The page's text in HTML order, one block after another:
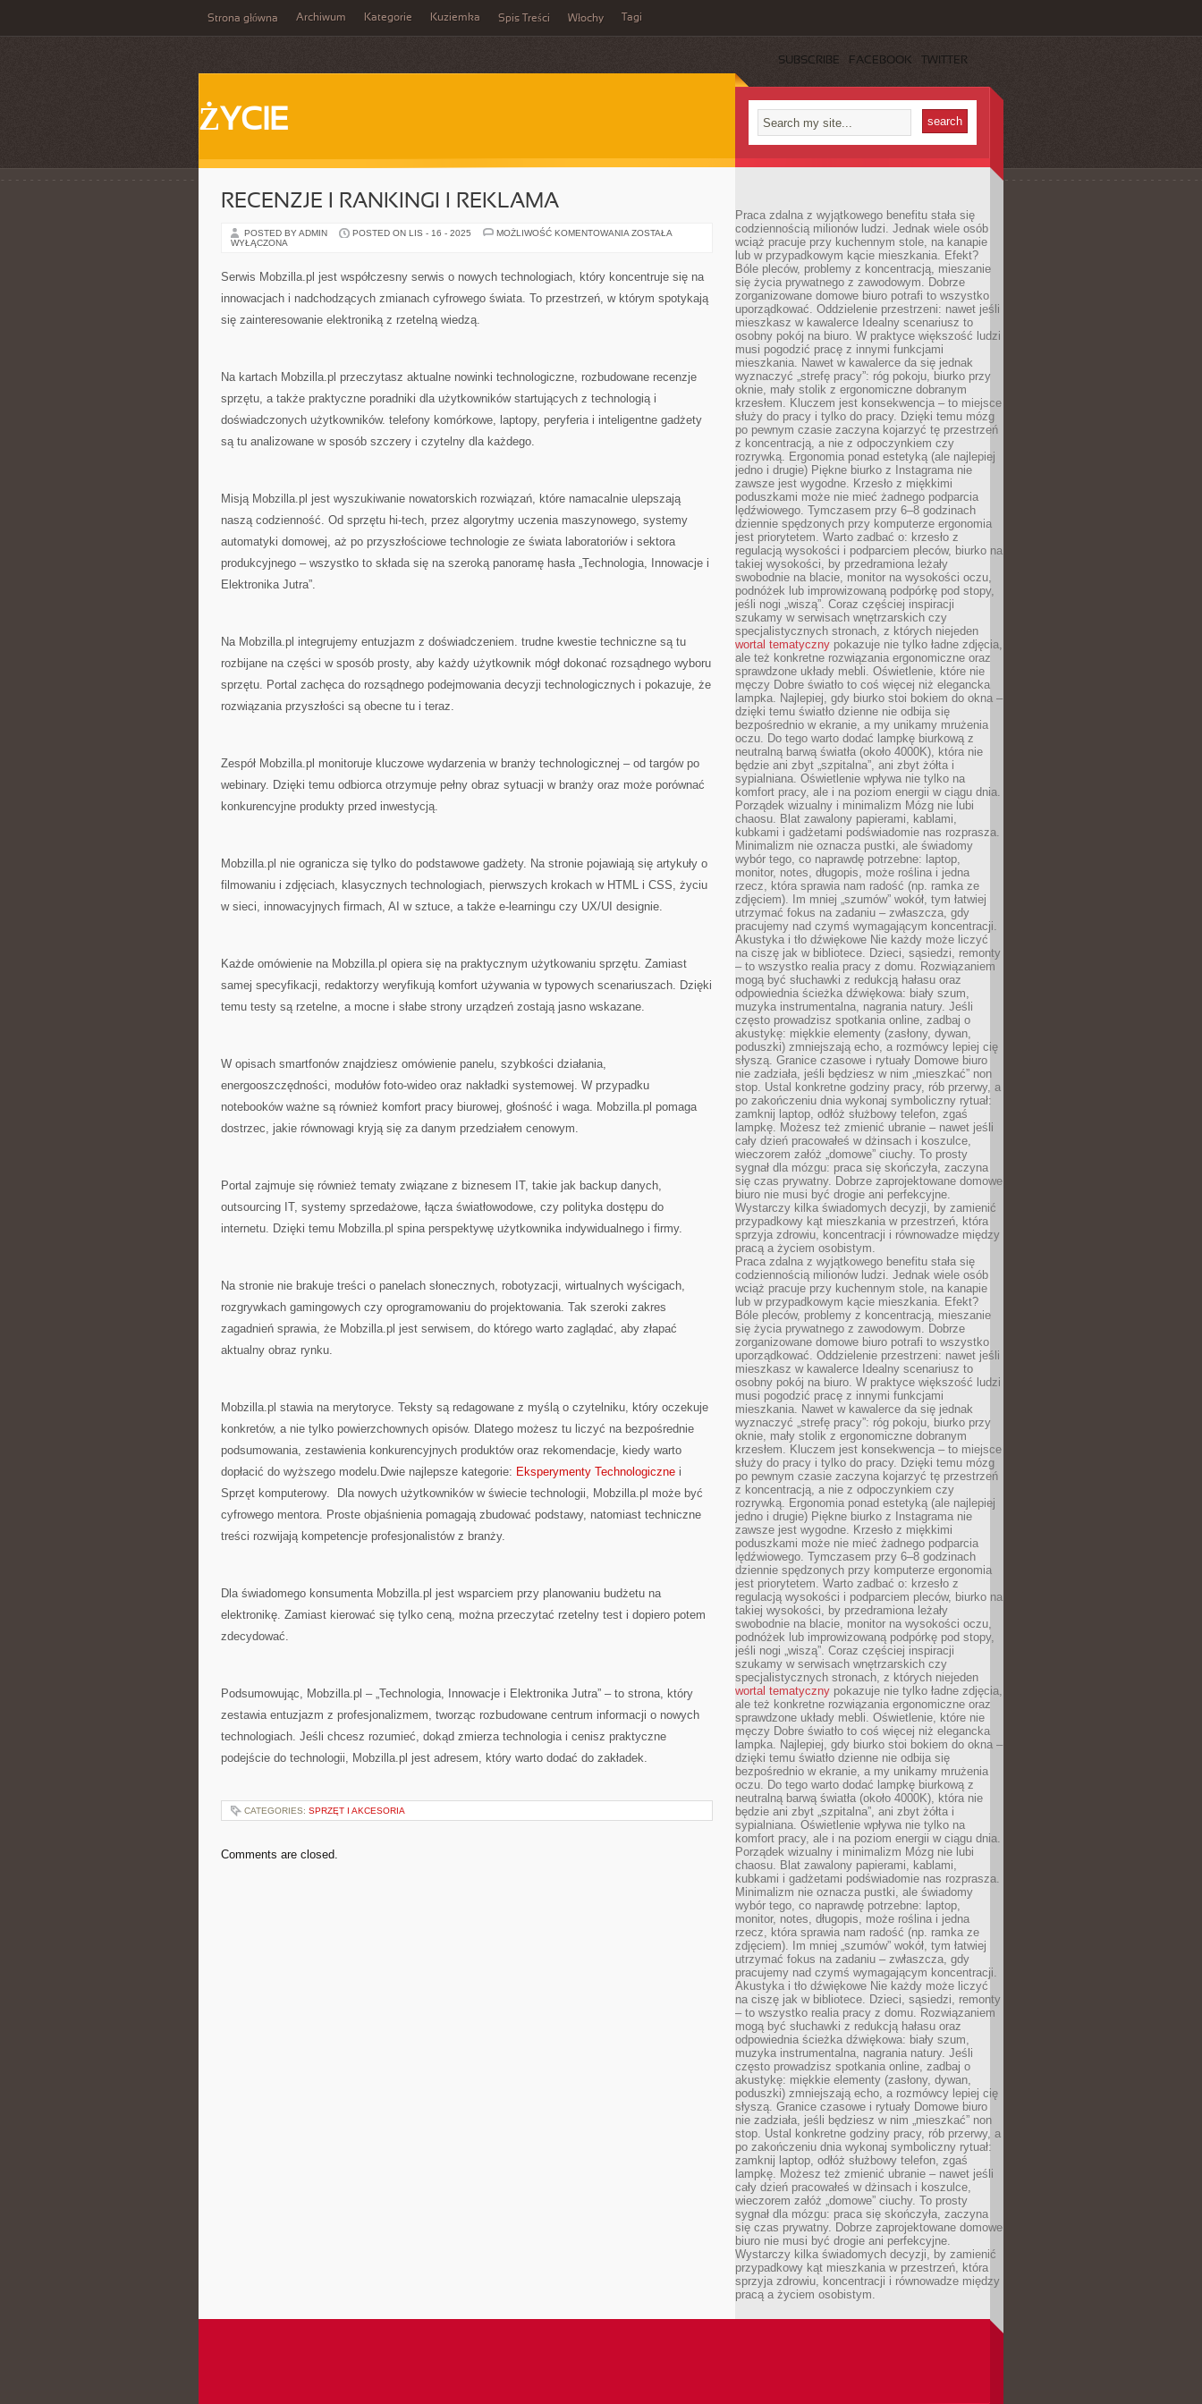
Strona główna Archiwum Kategorie Kuziemka Spis Treści Włochy Tagi
SUBSCRIBE FACEBOOK TWITTER
ŻYCIE
RECENZJE I RANKINGI I REKLAMA
POSTED BY ADMIN POSTED ON LIS - 16 - 2025 MOŻLIWOŚĆ KOMENTOWANIA RECENZJE
REKLAMA
ZOSTAŁA
WYŁĄCZONA
Serwis Mobzilla.pl jest współczesny serwis o nowych technologiach, który koncentruje się na
innowacjach i nadchodzących zmianach cyfrowego świata. To przestrzeń, w którym spotykają
się zainteresowanie elektroniką z rzetelną wiedzą.
Na kartach Mobzilla.pl przeczytasz aktualne nowinki technologiczne, rozbudowane recenzje
sprzętu, a także praktyczne poradniki dla użytkowników startujących z technologią i
doświadczonych użytkowników. telefony komórkowe, laptopy, peryferia i inteligentne gadżety
są tu analizowane w sposób szczery i czytelny dla każdego.
Misją Mobzilla.pl jest wyszukiwanie nowatorskich rozwiązań, które namacalnie ulepszają
naszą codzienność. Od sprzętu hi-tech, przez algorytmy uczenia maszynowego, systemy
automatyki domowej, aż po przyszłościowe technologie ze świata laboratoriów i sektora
produkcyjnego – wszystko to składa się na szeroką panoramę hasła „Technologia, Innowacje i
Elektronika Jutra”.
Na Mobzilla.pl integrujemy entuzjazm z doświadczeniem. trudne kwestie techniczne są tu
rozbijane na części w sposób prosty, aby każdy użytkownik mógł dokonać rozsądnego wyboru
sprzętu. Portal zachęca do rozsądnego podejmowania decyzji technologicznych i pokazuje, że
rozwiązania przyszłości są obecne tu i teraz.
Zespół Mobzilla.pl monitoruje kluczowe wydarzenia w branży technologicznej – od targów po
webinary. Dzięki temu odbiorca otrzymuje pełny obraz sytuacji w branży oraz może porównać
konkurencyjne produkty przed inwestycją.
Mobzilla.pl nie ogranicza się tylko do podstawowe gadżety. Na stronie pojawiają się artykuły o
filmowaniu i zdjęciach, klasycznych technologiach, pierwszych krokach w HTML i CSS, życiu
w sieci, innowacyjnych firmach, AI w sztuce, a także e-learningu czy UX/UI designie.
Każde omówienie na Mobzilla.pl opiera się na praktycznym użytkowaniu sprzętu. Zamiast
samej specyfikacji, redaktorzy weryfikują komfort używania w typowych scenariuszach. Dzięki
temu testy są rzetelne, a mocne i słabe strony urządzeń zostają jasno wskazane.
W opisach smartfonów znajdziesz omówienie panelu, szybkości działania,
energooszczędności, modułów foto-wideo oraz nakładki systemowej. W przypadku
notebooków ważne są również komfort pracy biurowej, głośność i waga. Mobzilla.pl pomaga
dostrzec, jakie równowagi kryją się za danym przedziałem cenowym.
Portal zajmuje się również tematy związane z biznesem IT, takie jak backup danych,
outsourcing IT, systemy sprzedażowe, łącza światłowodowe, czy polityka dostępu do
internetu. Dzięki temu Mobzilla.pl spina perspektywę użytkownika indywidualnego i firmy.
Na stronie nie brakuje treści o panelach słonecznych, robotyzacji, wirtualnych wyścigach,
rozgrywkach gamingowych czy oprogramowaniu do projektowania. Tak szeroki zakres
zagadnień sprawia, że Mobzilla.pl jest serwisem, do którego warto zaglądać, aby złapać
aktualny obraz rynku.
Mobzilla.pl stawia na merytoryce. Teksty są redagowane z myślą o czytelniku, który oczekuje
konkretów, a nie tylko powierzchownych opisów. Dlatego możesz tu liczyć na bezpośrednie
podsumowania, zestawienia konkurencyjnych produktów oraz rekomendacje, kiedy warto
dopłacić do wyższego modelu.Dwie najlepsze kategorie: Eksperymenty Technologiczne i
Sprzęt komputerowy. Dla nowych użytkowników w świecie technologii, Mobzilla.pl może być
cyfrowego mentora. Proste objaśnienia pomagają zbudować podstawy, natomiast techniczne
treści rozwijają kompetencje profesjonalistów z branży.
Dla świadomego konsumenta Mobzilla.pl jest wsparciem przy planowaniu budżetu na
elektronikę. Zamiast kierować się tylko ceną, można przeczytać rzetelny test i dopiero potem
zdecydować.
Podsumowując, Mobzilla.pl – „Technologia, Innowacje i Elektronika Jutra” – to strona, który
zestawia entuzjazm z profesjonalizmem, tworząc rozbudowane centrum informacji o nowych
technologiach. Jeśli chcesz rozumieć, dokąd zmierza technologia i cenisz praktyczne
podejście do technologii, Mobzilla.pl jest adresem, który warto dodać do zakładek.
CATEGORIES: SPRZĘT I AKCESORIA
Comments are closed.
Praca zdalna z wyjątkowego benefitu stała się
codziennością milionów ludzi. Jednak wiele osób
wciąż pracuje przy kuchennym stole, na kanapie
lub w przypadkowym kącie mieszkania. Efekt?
Bóle pleców, problemy z koncentracją, mieszanie
się życia prywatnego z zawodowym. Dobrze
zorganizowane domowe biuro potrafi to wszystko
uporządkować. Oddzielenie przestrzeni: nawet jeśli
mieszkasz w kawalerce Idealny scenariusz to
osobny pokój na biuro. W praktyce większość ludzi
musi pogodzić pracę z innymi funkcjami
mieszkania. Nawet w kawalerce da się jednak
wyznaczyć „strefę pracy”: róg pokoju, biurko przy
oknie, mały stolik z ergonomiczne dobranym
krzesłem. Kluczem jest konsekwencja – to miejsce
służy do pracy i tylko do pracy. Dzięki temu mózg
po pewnym czasie zaczyna kojarzyć tę przestrzeń
z koncentracją, a nie z odpoczynkiem czy
rozrywką. Ergonomia ponad estetyką (ale najlepiej
jedno i drugie) Piękne biurko z Instagrama nie
zawsze jest wygodne. Krzesło z miękkimi
poduszkami może nie mieć żadnego podparcia
lędźwiowego. Tymczasem przy 6–8 godzinach
dziennie spędzonych przy komputerze ergonomia
jest priorytetem. Warto zadbać o: krzesło z
regulacją wysokości i podparciem pleców, biurko na
takiej wysokości, by przedramiona leżały
swobodnie na blacie, monitor na wysokości oczu,
podnóżek lub improwizowaną podpórkę pod stopy,
jeśli nogi „wiszą”. Coraz częściej inspiracji
szukamy w serwisach wnętrzarskich czy
specjalistycznych stronach, z których niejeden
wortal tematyczny pokazuje nie tylko ładne zdjęcia,
ale też konkretne rozwiązania ergonomiczne oraz
sprawdzone układy mebli. Oświetlenie, które nie
męczy Dobre światło to coś więcej niż elegancka
lampka. Najlepiej, gdy biurko stoi bokiem do okna –
dzięki temu światło dzienne nie odbija się
bezpośrednio w ekranie, a my unikamy mrużenia
oczu. Do tego warto dodać lampkę biurkową z
neutralną barwą światła (około 4000K), która nie
będzie ani zbyt „szpitalna”, ani zbyt żółta i
sypialniana. Oświetlenie wpływa nie tylko na
komfort pracy, ale i na poziom energii w ciągu dnia.
Porządek wizualny i minimalizm Mózg nie lubi
chaosu. Blat zawalony papierami, kablami,
kubkami i gadżetami podświadomie nas rozprasza.
Minimalizm nie oznacza pustki, ale świadomy
wybór tego, co naprawdę potrzebne: laptop,
monitor, notes, długopis, może roślina i jedna
rzecz, która sprawia nam radość (np. ramka ze
zdjęciem). Im mniej „szumów” wokół, tym łatwiej
utrzymać fokus na zadaniu – zwłaszcza, gdy
pracujemy nad czymś wymagającym koncentracji.
Akustyka i tło dźwiękowe Nie każdy może liczyć
na ciszę jak w bibliotece. Dzieci, sąsiedzi, remonty
– to wszystko realia pracy z domu. Rozwiązaniem
mogą być słuchawki z redukcją hałasu oraz
odpowiednia ścieżka dźwiękowa: biały szum,
muzyka instrumentalna, nagrania natury. Jeśli
często prowadzisz spotkania online, zadbaj o
akustykę: miękkie elementy (zasłony, dywan,
poduszki) zmniejszają echo, a rozmówcy lepiej cię
słyszą. Granice czasowe i rytuały Domowe biuro
nie zadziała, jeśli będziesz w nim „mieszkać” non
stop. Ustal konkretne godziny pracy, rób przerwy, a
po zakończeniu dnia wykonaj symboliczny rytuał:
zamknij laptop, odłóż służbowy telefon, zgaś
lampkę. Możesz też zmienić ubranie – nawet jeśli
cały dzień pracowałeś w dżinsach i koszulce,
wieczorem załóż „domowe” ciuchy. To prosty
sygnał dla mózgu: praca się skończyła, zaczyna
się czas prywatny. Dobrze zaprojektowane domowe
biuro nie musi być drogie ani perfekcyjne.
Wystarczy kilka świadomych decyzji, by zamienić
przypadkowy kąt mieszkania w przestrzeń, która
sprzyja zdrowiu, koncentracji i równowadze między
pracą a życiem osobistym.
Praca zdalna z wyjątkowego benefitu stała się
codziennością milionów ludzi. Jednak wiele osób
wciąż pracuje przy kuchennym stole, na kanapie
lub w przypadkowym kącie mieszkania. Efekt?
Bóle pleców, problemy z koncentracją, mieszanie
się życia prywatnego z zawodowym. Dobrze
zorganizowane domowe biuro potrafi to wszystko
uporządkować. Oddzielenie przestrzeni: nawet jeśli
mieszkasz w kawalerce Idealny scenariusz to
osobny pokój na biuro. W praktyce większość ludzi
musi pogodzić pracę z innymi funkcjami
mieszkania. Nawet w kawalerce da się jednak
wyznaczyć „strefę pracy”: róg pokoju, biurko przy
oknie, mały stolik z ergonomiczne dobranym
krzesłem. Kluczem jest konsekwencja – to miejsce
służy do pracy i tylko do pracy. Dzięki temu mózg
po pewnym czasie zaczyna kojarzyć tę przestrzeń
z koncentracją, a nie z odpoczynkiem czy
rozrywką. Ergonomia ponad estetyką (ale najlepiej
jedno i drugie) Piękne biurko z Instagrama nie
zawsze jest wygodne. Krzesło z miękkimi
poduszkami może nie mieć żadnego podparcia
lędźwiowego. Tymczasem przy 6–8 godzinach
dziennie spędzonych przy komputerze ergonomia
jest priorytetem. Warto zadbać o: krzesło z
regulacją wysokości i podparciem pleców, biurko na
takiej wysokości, by przedramiona leżały
swobodnie na blacie, monitor na wysokości oczu,
podnóżek lub improwizowaną podpórkę pod stopy,
jeśli nogi „wiszą”. Coraz częściej inspiracji
szukamy w serwisach wnętrzarskich czy
specjalistycznych stronach, z których niejeden
wortal tematyczny pokazuje nie tylko ładne zdjęcia,
ale też konkretne rozwiązania ergonomiczne oraz
sprawdzone układy mebli. Oświetlenie, które nie
męczy Dobre światło to coś więcej niż elegancka
lampka. Najlepiej, gdy biurko stoi bokiem do okna –
dzięki temu światło dzienne nie odbija się
bezpośrednio w ekranie, a my unikamy mrużenia
oczu. Do tego warto dodać lampkę biurkową z
neutralną barwą światła (około 4000K), która nie
będzie ani zbyt „szpitalna”, ani zbyt żółta i
sypialniana. Oświetlenie wpływa nie tylko na
komfort pracy, ale i na poziom energii w ciągu dnia.
Porządek wizualny i minimalizm Mózg nie lubi
chaosu. Blat zawalony papierami, kablami,
kubkami i gadżetami podświadomie nas rozprasza.
Minimalizm nie oznacza pustki, ale świadomy
wybór tego, co naprawdę potrzebne: laptop,
monitor, notes, długopis, może roślina i jedna
rzecz, która sprawia nam radość (np. ramka ze
zdjęciem). Im mniej „szumów” wokół, tym łatwiej
utrzymać fokus na zadaniu – zwłaszcza, gdy
pracujemy nad czymś wymagającym koncentracji.
Akustyka i tło dźwiękowe Nie każdy może liczyć
na ciszę jak w bibliotece. Dzieci, sąsiedzi, remonty
– to wszystko realia pracy z domu. Rozwiązaniem
mogą być słuchawki z redukcją hałasu oraz
odpowiednia ścieżka dźwiękowa: biały szum,
muzyka instrumentalna, nagrania natury. Jeśli
często prowadzisz spotkania online, zadbaj o
akustykę: miękkie elementy (zasłony, dywan,
poduszki) zmniejszają echo, a rozmówcy lepiej cię
słyszą. Granice czasowe i rytuały Domowe biuro
nie zadziała, jeśli będziesz w nim „mieszkać” non
stop. Ustal konkretne godziny pracy, rób przerwy, a
po zakończeniu dnia wykonaj symboliczny rytuał:
zamknij laptop, odłóż służbowy telefon, zgaś
lampkę. Możesz też zmienić ubranie – nawet jeśli
cały dzień pracowałeś w dżinsach i koszulce,
wieczorem załóż „domowe” ciuchy. To prosty
sygnał dla mózgu: praca się skończyła, zaczyna
się czas prywatny. Dobrze zaprojektowane domowe
biuro nie musi być drogie ani perfekcyjne.
Wystarczy kilka świadomych decyzji, by zamienić
przypadkowy kąt mieszkania w przestrzeń, która
sprzyja zdrowiu, koncentracji i równowadze między
pracą a życiem osobistym.